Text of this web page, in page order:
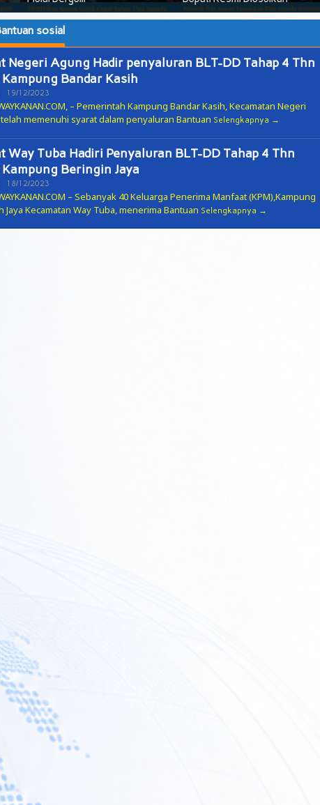
sosial
Negeri Agung Hadir penyaluran BLT-DD Tahap 4 Thn
Bandar Kasih
19/12/2023
ADMIN
– Pemerintah Kampung Bandar Kasih, Kecamatan Negeri
memenuhi syarat dalam penyaluran Bantuan Selengkapnya
Way Tuba Hadiri Penyaluran BLT-DD Tahap 4 Thn
Beringin Jaya
18/12/2023
ADMIN
– Sebanyak 40 Keluarga Penerima Manfaat (KPM),Kampung
Jaya Kecamatan Way Tuba, menerima Bantuan Selengkapnya
Wifi yang diduga